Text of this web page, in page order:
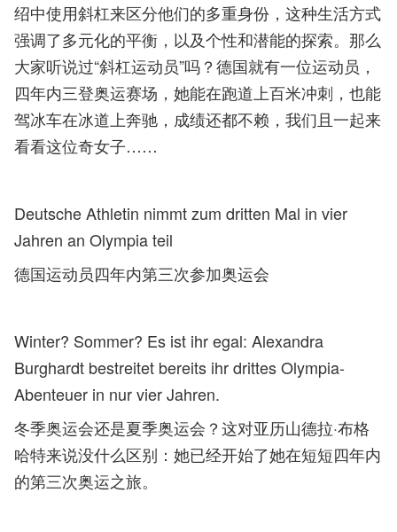
绍中使用斜杠来区分他们的多重身份，这种生活方式
强调了多元化的平衡，以及个性和潜能的探索。那么
大家听说过“斜杠运动员”吗？德国就有一位运动员，
四年内三登奥运赛场，她能在跑道上百米冲刺，也能
驾冰车在冰道上奔驰，成绩还都不赖，我们且一起来
看看这位奇女子……
Deutsche Athletin nimmt zum dritten Mal in vier
Jahren an Olympia teil
德国运动员四年内第三次参加奥运会
Winter? Sommer? Es ist ihr egal: Alexandra
Burghardt bestreitet bereits ihr drittes Olympia-
Abenteuer in nur vier Jahren.
冬季奥运会还是夏季奥运会？这对亚历山德拉·布格
哈特来说没什么区别：她已经开始了她在短短四年内
的第三次奥运之旅。